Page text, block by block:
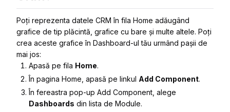
Poți reprezenta datele CRM în fila Home adăugând
grafice de tip plăcintă, grafice cu bare și multe altele. Poți
crea aceste grafice în Dashboard-ul tău urmând pașii de
mai jos:
Apasă pe fila Home.
În pagina Home , apasă pe linkul Add Component.
În fereastra pop-up Add Component , alege
Dashboards din lista de Module.